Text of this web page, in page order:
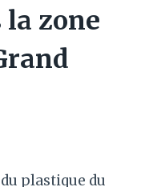
la zone
plastique du